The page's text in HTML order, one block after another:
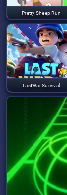
Pretty Sheep Run
LastWar Survival